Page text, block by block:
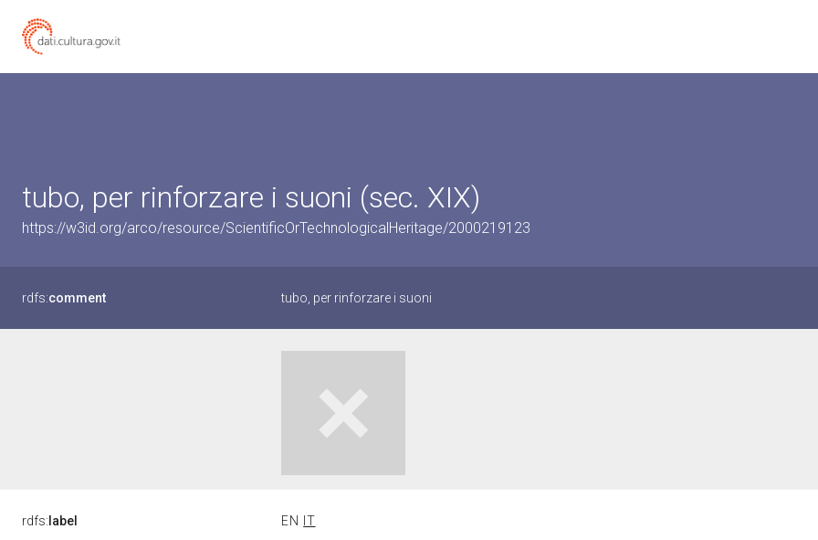
tubo, per rinforzare i suoni (sec. XIX)
https://w3id.org/arco/resource/ScientificOrTechnologicalHeritage/2000219123
rdfs:comment tubo, per rinforzare i suoni
rdfs: label EN
IT